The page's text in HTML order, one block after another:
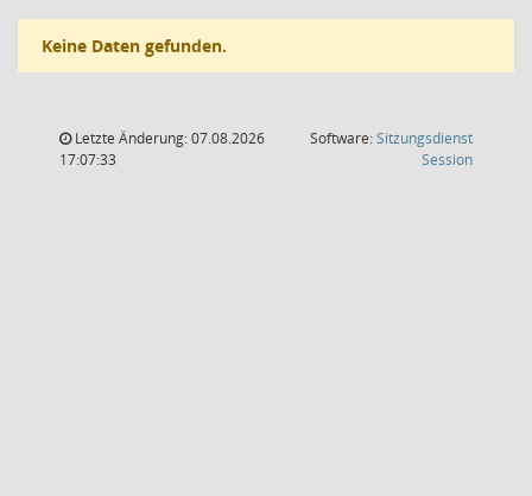
Keine Daten gefunden.
Letzte Änderung: 07.08.2026
17:07:33
Software:Sitzungsdienst
Session(Wird in